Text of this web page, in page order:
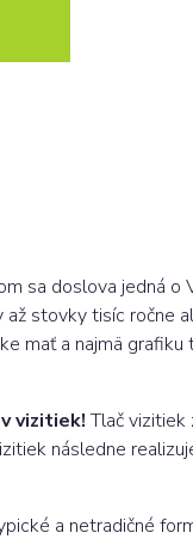
sa doslova jedná o
stovky tisíc ročne
mať a najmä grafiku
vizitiek!Tlač vizitiek
následne
a netradičné